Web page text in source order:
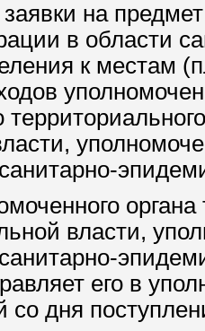
на
в области
к местам
власти,
его в
со дня